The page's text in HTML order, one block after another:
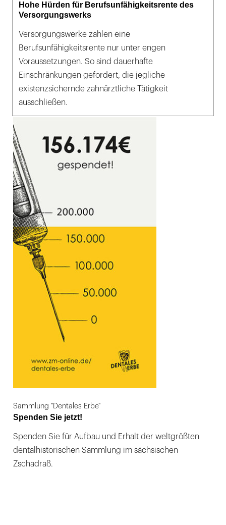
Hohe Hürden für Berufsunfähigkeitsrente des
Versorgungswerks
Versorgungswerke zahlen eine
Berufsunfähigkeitsrente nur unter engen
Voraussetzungen. So sind dauerhafte
Einschränkungen gefordert, die jegliche
existenzsichernde zahnärztliche Tätigkeit
ausschließen.
Sammlung "Dentales Erbe"
Spenden Sie jetzt!
Spenden Sie für Aufbau und Erhalt der weltgrößten
dentalhistorischen Sammlung im sächsischen
Zschadraß.